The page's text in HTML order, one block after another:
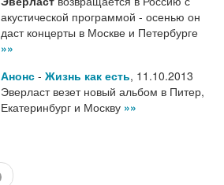
акустической программой - осенью он
даст концерты в Москве и Петербурге
»»
Анонс - Жизнь как есть, 11.10.2013
Эверласт везет новый альбом в Питер,
Екатеринбург и Москву »»